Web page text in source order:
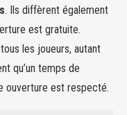
. Ils diffèrent également
est gratuite.
les joueurs, autant
qu’un temps de
ouverture est respecté.